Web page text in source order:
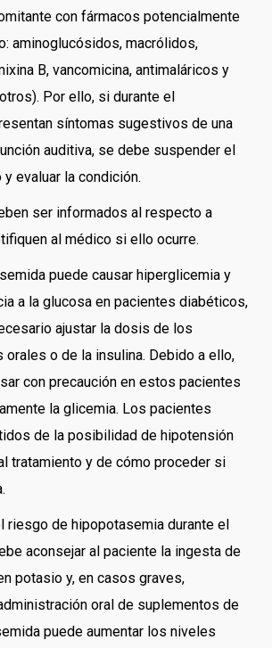
con fármacos potencialmente
aminoglucósidos, macrólidos,
B, vancomicina, antimaláricos y
Por ello, si durante el
síntomas sugestivos de una
auditiva, se debe suspender el
evaluar la condición.
ser informados al respecto a
al médico si ello ocurre.
puede causar hiperglicemia y
a la glucosa en pacientes diabéticos,
ajustar la dosis de los
orales o de la insulina. Debido a ello,
con precaución en estos pacientes
la glicemia. Los pacientes
de la posibilidad de hipotensión
tratamiento y de cómo proceder si
riesgo de hipopotasemia durante el
aconsejar al paciente la ingesta de
potasio y, en casos graves,
oral de suplementos de
puede aumentar los niveles